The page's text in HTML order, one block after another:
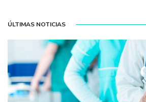
ÚLTIMAS NOTICIAS